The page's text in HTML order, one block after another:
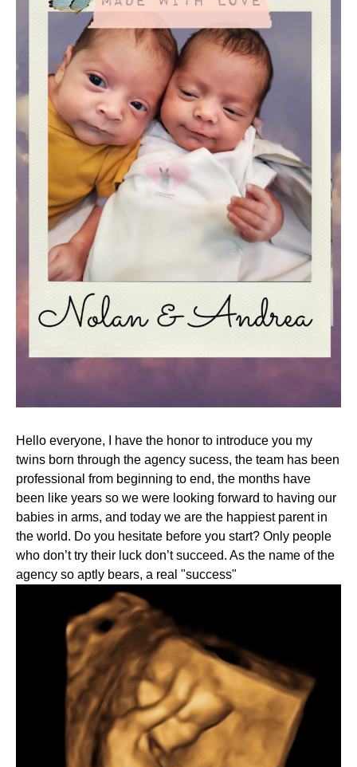
Hello everyone, I have the honor to introduce you my
twins born through the agency sucess, the team has been
professional from beginning to end, the months have
been like years so we were looking forward to having our
babies in arms, and today we are the happiest parent in
the world. Do you hesitate before you start? Only people
who don’t try their luck don’t succeed. As the name of the
agency so aptly bears, a real "success"